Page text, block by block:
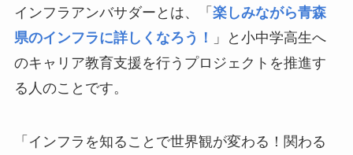
インフラアンバサダーとは、「 楽しみながら青森
県のインフラに詳しくなろう！
」と小中学高生へ
のキャリア教育支援を行うプロジェクトを推進す
る人のことです。
「インフラを知ることで世界観が変わる！関わる